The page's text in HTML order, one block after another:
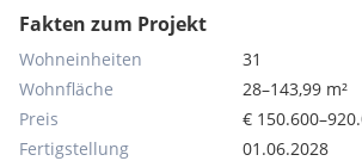
Fakten zum Projekt
Wohneinheiten
31
Wohnfläche
28–143,99 m²
Preis
€
Fertigstellung
01.06.2028